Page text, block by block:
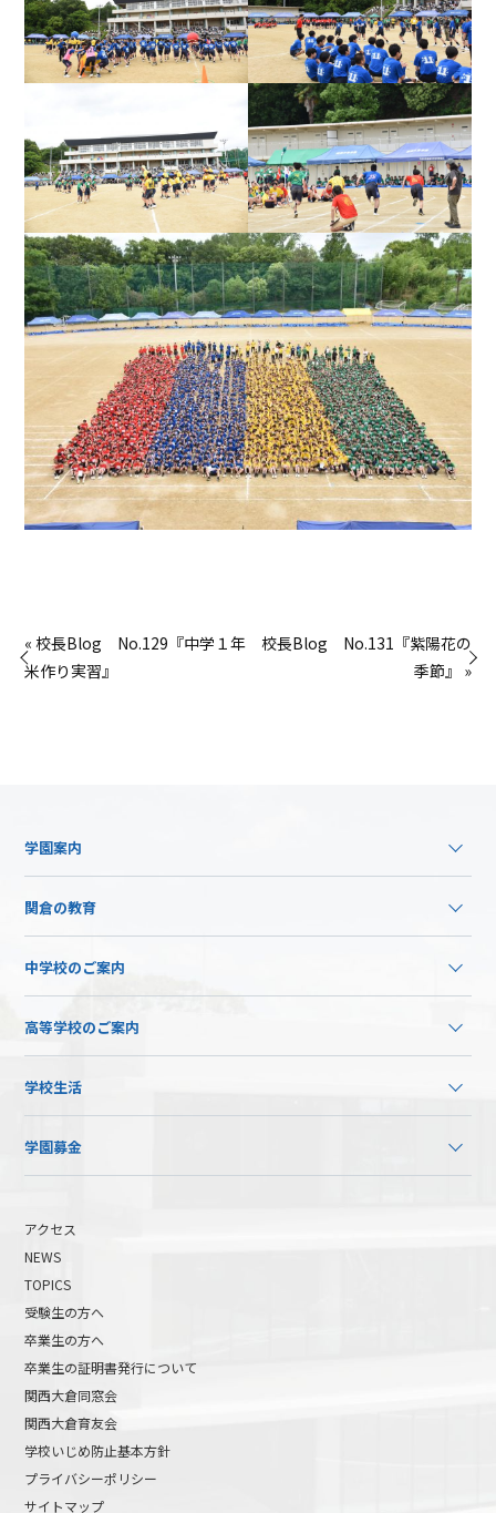
« 校長Blog No.129『中学１年
米作り実習』
校長Blog No.131『紫陽花の
季節』 »
学園案内
関倉の教育
中学校のご案内
高等学校のご案内
学校生活
学園募金
アクセス
NEWS
TOPICS
受験生の方へ
卒業生の方へ
卒業生の証明書発行について
関西大倉同窓会
関西大倉育友会
学校いじめ防止基本方針
プライバシーポリシー
サイトマップ